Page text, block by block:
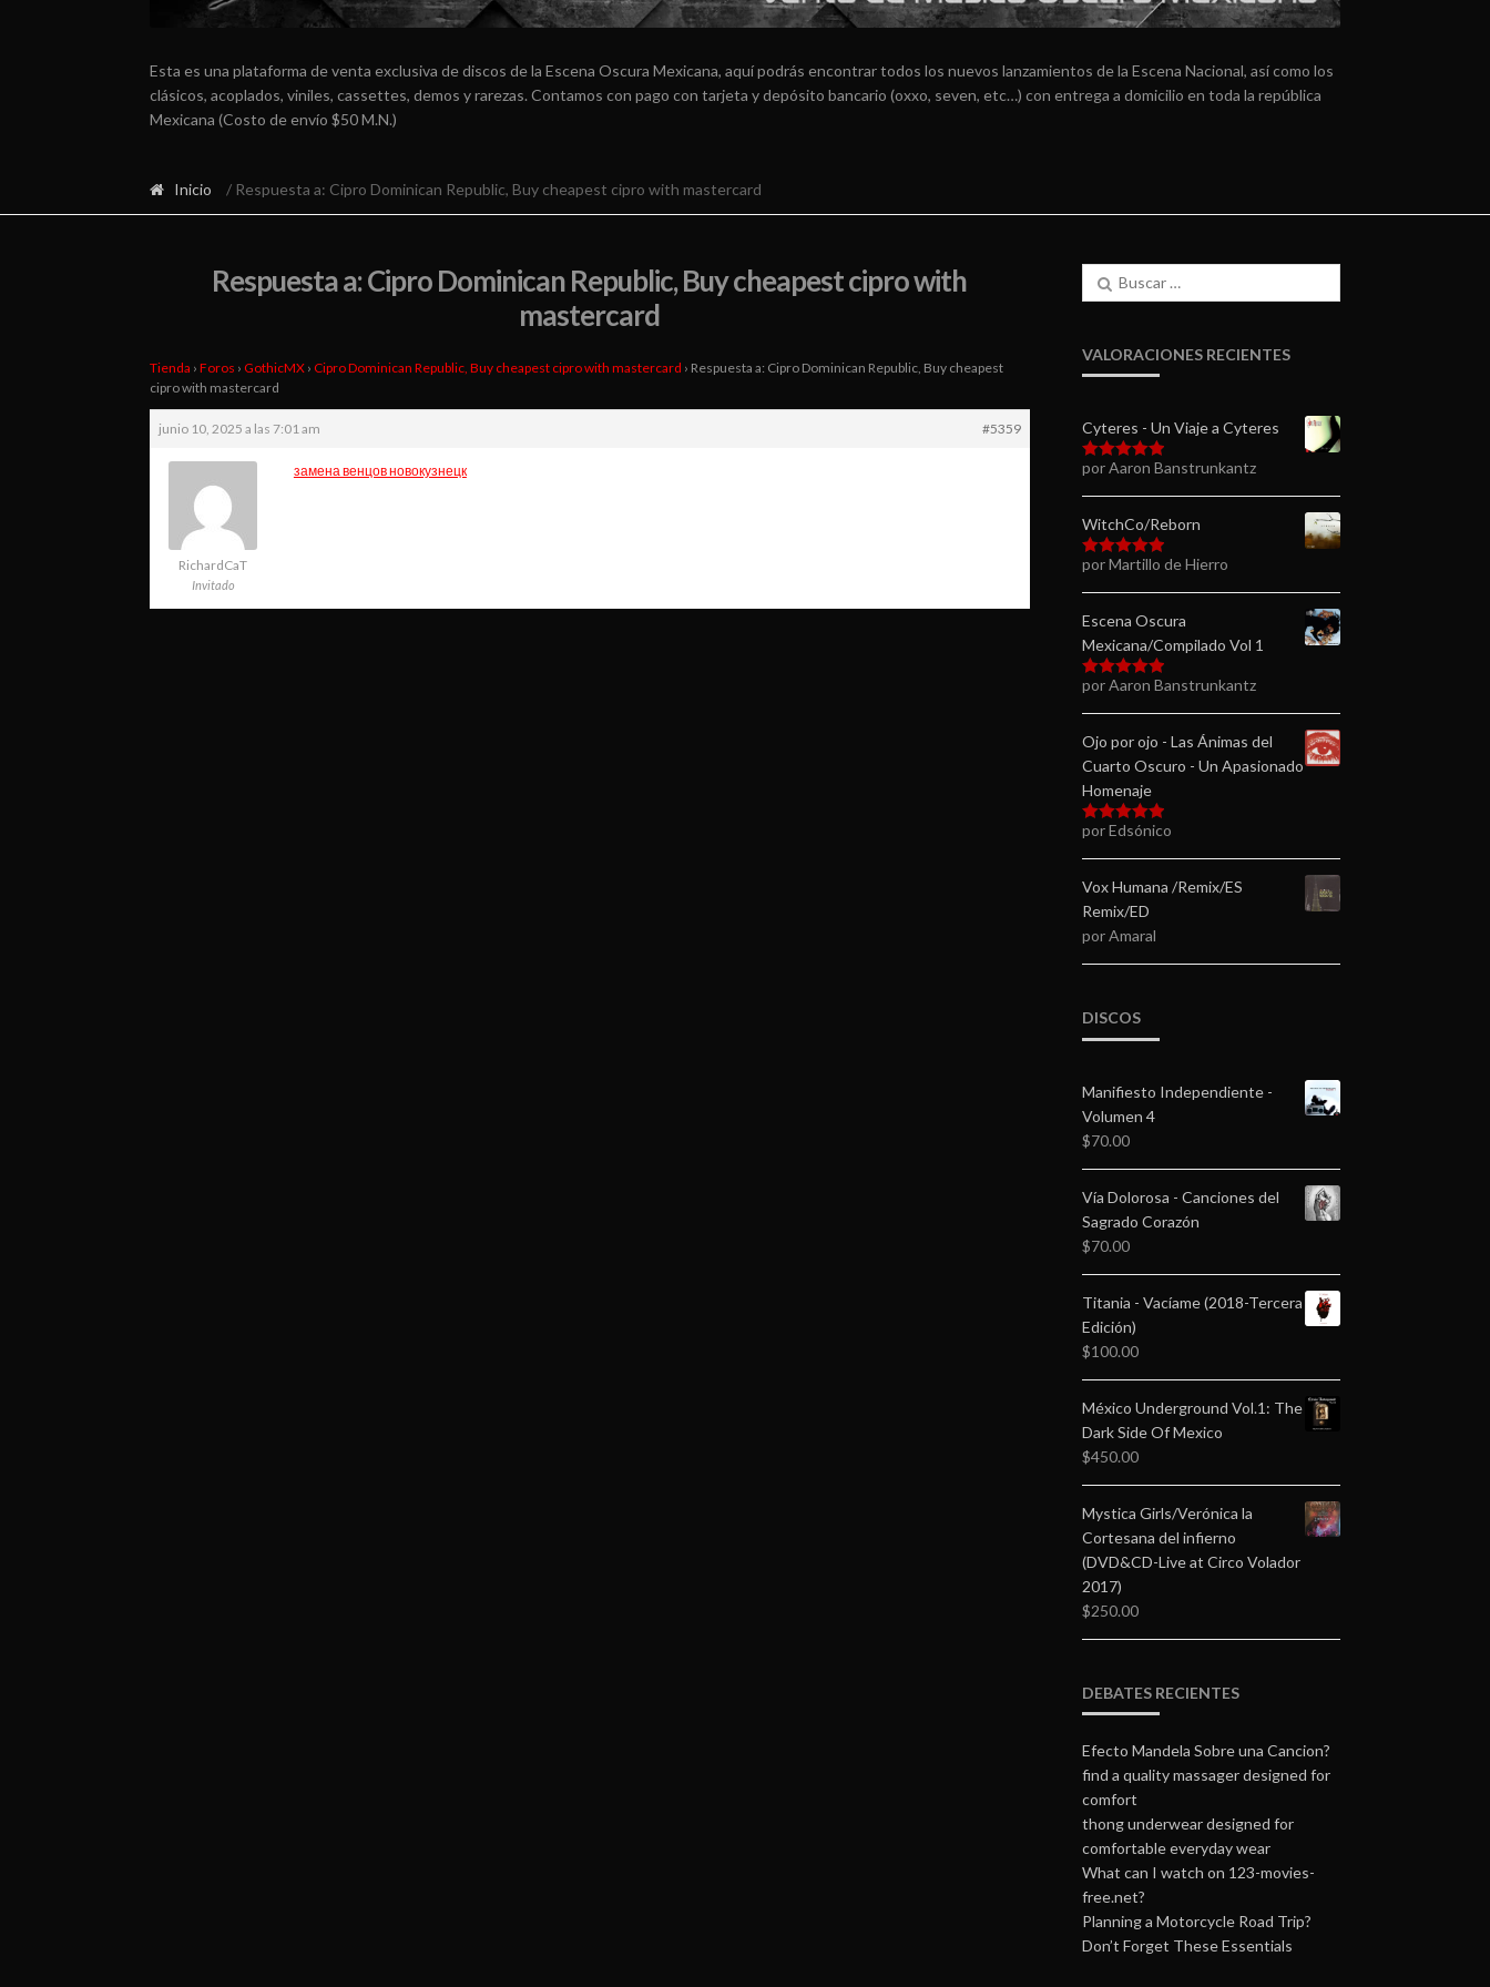
Esta es una plataforma de venta exclusiva de discos de la Escena Oscura Mexicana, aquí podrás encontrar todos los nuevos lanzamientos de la Escena Nacional, así como los
clásicos, acoplados, viniles, cassettes, demos y rarezas. Contamos con pago con tarjeta y depósito bancario (oxxo, seven, etc…) con entrega a domicilio en toda la república
Mexicana (Costo de envío $50 M.N.)
Inicio / Respuesta a: Cipro Dominican Republic, Buy cheapest cipro with mastercard
Respuesta a: Cipro Dominican Republic, Buy cheapest cipro with
mastercard
Tienda › Foros › GothicMX › Cipro Dominican Republic, Buy cheapest cipro with mastercard › Respuesta a: Cipro Dominican Republic, Buy cheapest
cipro with mastercard
junio 10, 2025 a las 7:01 am #5359
RichardCaT
Invitado
замена венцов новокузнецк
Buscar:
VALORACIONES RECIENTES
Cyteres - Un Viaje a Cyteres
Valorado en
por Aaron Banstrunkantz
WitchCo/Reborn
Valorado en
por Martillo de Hierro
Escena Oscura
Mexicana/Compilado Vol 1
Valorado en
por Aaron Banstrunkantz
Ojo por ojo - Las Ánimas del
Cuarto Oscuro - Un Apasionado
Homenaje
Valorado en
por Edsónico
Vox Humana /Remix/ES
Remix/ED
por Amaral
DISCOS
Manifiesto Independiente -
Volumen 4
$70.00
Vía Dolorosa - Canciones del
Sagrado Corazón
$70.00
Titania - Vacíame (2018-Tercera
Edición)
$100.00
México Underground Vol.1: The
Dark Side Of Mexico
$450.00
Mystica Girls/Verónica la
Cortesana del infierno
(DVD&CD-Live at Circo Volador
2017)
$250.00
DEBATES RECIENTES
Efecto Mandela Sobre una Cancion?
find a quality massager designed for
comfort
thong underwear designed for
comfortable everyday wear
What can I watch on 123-movies-
free.net?
Planning a Motorcycle Road Trip?
Don’t Forget These Essentials